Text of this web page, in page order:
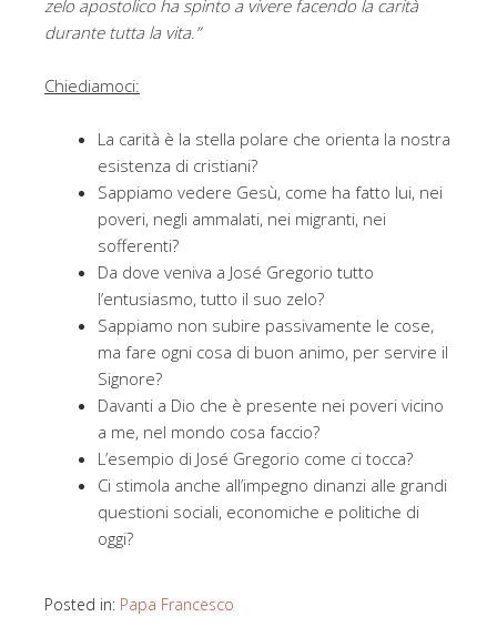
zelo apostolico ha spinto a vivere facendo la carità
durante tutta la vita.”
Chiediamoci:
La carità è la stella polare che orienta la nostra
esistenza di cristiani?
Sappiamo vedere Gesù, come ha fatto lui, nei
poveri, negli ammalati, nei migranti, nei
sofferenti?
Da dove veniva a José Gregorio tutto
l’entusiasmo, tutto il suo zelo?
Sappiamo non subire passivamente le cose,
ma fare ogni cosa di buon animo, per servire il
Signore?
Davanti a Dio che è presente nei poveri vicino
a me, nel mondo cosa faccio?
L’esempio di José Gregorio come ci tocca?
Ci stimola anche all’impegno dinanzi alle grandi
questioni sociali, economiche e politiche di
oggi?
Posted in: Papa Francesco